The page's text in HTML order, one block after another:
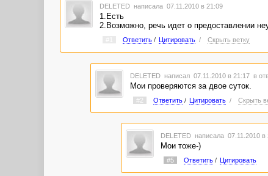
DELETED написала 07.11.2010 в 21:09
1.Есть
2.Возможно, речь идет о предоставлении
Ответить/ Цитировать / Скрыть ветку
DELETED написал 07.11.2010 в 21:17 в
Мои проверяются за двое суток.
#2 Ответить/ Цитировать / Скрыть
DELETED написала 07.11.2010 в
Мои тоже-)
#5 Ответить/ Цитировать